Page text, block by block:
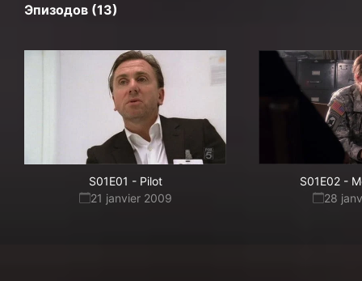
Эпизодов (13)
S01E01 - Pilot
21 janvier 2009
S01E02 -
28